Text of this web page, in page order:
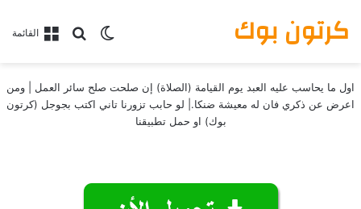
القائمةبحث عن
الوضع المظلم كرتون بوك
اول ما يحاسب عليه العبد يوم القيامة (الصلاة) إن صلحت صلح سائر العمل | ومن
اعرض عن ذكري فان له معيشة ضنكا.| لو حابب تزورنا تاني اكتب بجوجل (كرتون
بوك) او حمل تطبيقنا